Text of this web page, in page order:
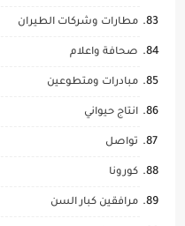
مطارات وشركات الطيران
صحافة واعلام
مبادرات ومتطوعين
انتاج حيواني
تواصل
كورونا
مرافقين كبار السن